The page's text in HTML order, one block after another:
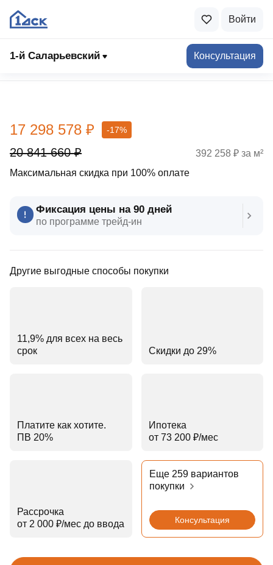
Войти
1-й Саларьевский Консультация
Выбрать квартиру
20 841 660 ₽
17 298 578 ₽ -17%
Максимальная скидка при 100% оплате
Фиксация цены на 90 дней
по программе трейд‑ин
Другие выгодные способы покупки
11,9% для всех на весь
срок
Скидки до 29%
Платите как хотите.
ПВ 20%
Ипотека
от 73 200 ₽⁠/⁠мес
Рассрочка
от 2 000 ₽⁠/⁠мес до ввода
Еще 259 вариантов
покупки
Консультация
392 258 ₽ за м²